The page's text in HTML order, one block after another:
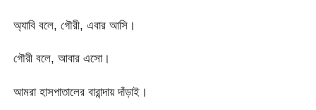
অ্যাবি বলে, গৌরী, এবার আসি।
গৌরী বলে, আবার এসো।
আমরা হাসপাতালের বারান্দায় দাঁড়াই।